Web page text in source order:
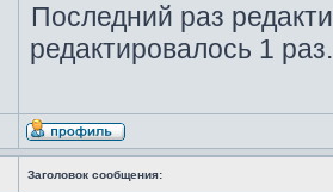
Последний раз
редактировалось 1 раз.
Заголовок сообщения: